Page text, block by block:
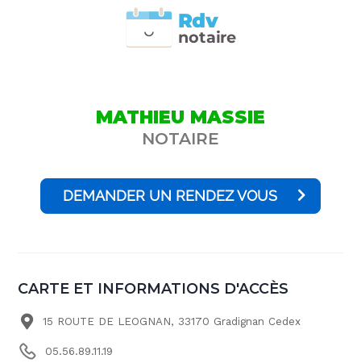
notaire
Rdv
MATHIEU MASSIE
NOTAIRE
DEMANDER UN RENDEZ VOUS
CARTE ET INFORMATIONS D'ACCÈS
15 ROUTE DE LEOGNAN, 33170 Gradignan Cedex
05.56.89.11.19